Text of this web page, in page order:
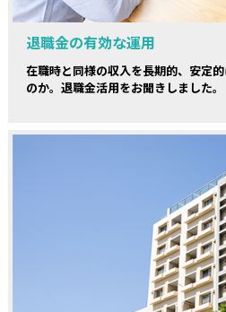
退職金の有効な運用
在職時と同様の収入を長期的、安定
のか。退職金活用をお聞きしました。